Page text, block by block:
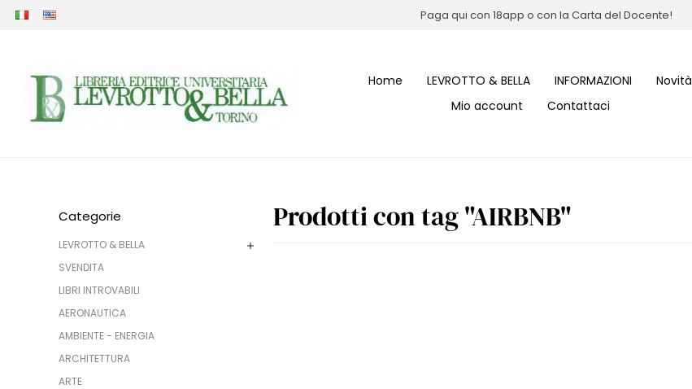
Paga qui con 18app o con la Carta del Docente!
Home LEVROTTO & BELLA INFORMAZIONI
Novità
Mio account
Contattaci
Categorie
LEVROTTO & BELLA
SVENDITA
LIBRI INTROVABILI
AERONAUTICA
AMBIENTE - ENERGIA
ARCHITETTURA
ARTE
Prodotti con tag "AIRBNB"